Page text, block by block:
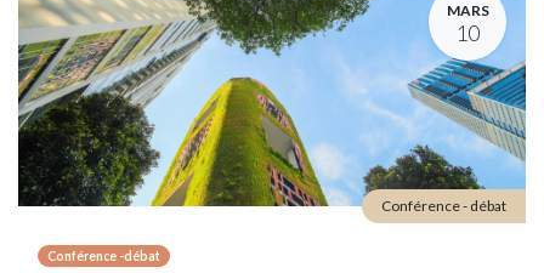
MARS
10
Conférence -débat
Conférence - débat